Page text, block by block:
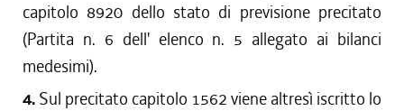
capitolo 8920 dello stato di previsione precitato
(Partita n. 6 dell' elenco n. 5 allegato ai bilanci
medesimi).
4. Sul precitato capitolo 1562 viene altresì iscritto lo